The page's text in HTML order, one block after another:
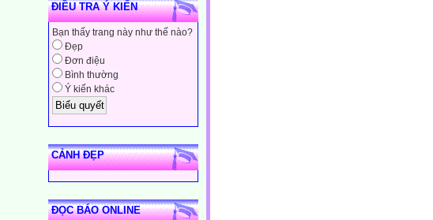
ĐIỀU TRA Ý KIẾN
Bạn thấy trang này như thế nào?
Đẹp
Đơn điệu
Bình thường
Ý kiến khác
CẢNH ĐẸP
ĐỌC BÁO ONLINE